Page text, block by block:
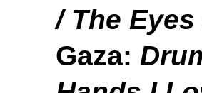
/ The
Gaza: